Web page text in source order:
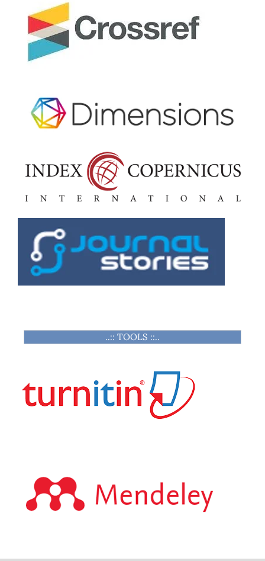
..:: TOOLS ::..